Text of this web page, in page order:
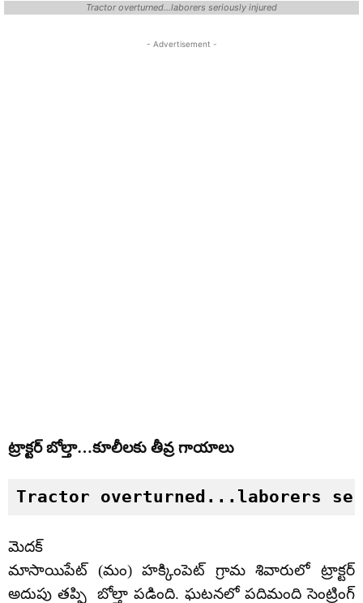
Tractor overturned...laborers seriously injured
- Advertisement -
ట్రాక్టర్ బోల్తా…కూలీలకు తీవ్ర గాయాలు
Tractor overturned...laborers
మెదక్
మాసాయిపేట్ (మం) హక్కింపెట్ గ్రామ శివారులో ట్రాక్టర్
అదుపు తప్పి బోల్తా పడింది. ఘటనలో పదిమంది సెంట్రింగ్